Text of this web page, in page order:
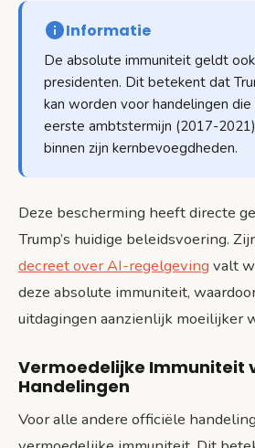
Informatie
De absolute immuniteit geldt
presidenten. Dit betekent dat
kan worden voor handelingen
eerste ambtstermijn (2017-
binnen zijn kernbevoegdheden.
Deze bescherming heeft directe
Trump’s huidige beleidsvoering.
decreet over AI-regelgeving valt
deze absolute immuniteit,
uitdagingen aanzienlijk moeilijker
Vermoedelijke Immuniteit
Handelingen
Voor alle andere officiële